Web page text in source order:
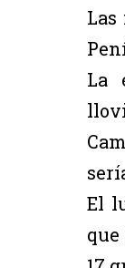
Las
La
El
que